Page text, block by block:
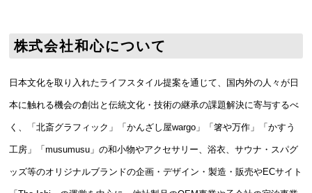
株式会社和心について
日本文化を取り入れたライフスタイル提案を通じて、国内外の人々が日
本に触れる機会の創出と伝統文化・技術の継承の課題解決に寄与するべ
く、「北斎グラフィック」「かんざし屋wargo」「箸や万作」「かすう
工房」「musumusu」の和小物やアクセサリー、浴衣、サウナ・スパグ
ッズ等のオリジナルブランドの企画・デザイン・製造・販売やECサイト